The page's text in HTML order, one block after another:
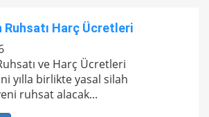
Ruhsatı Harç Ücretleri
ve Harç Ücretleri
yılla birlikte yasal silah
ruhsat alacak...